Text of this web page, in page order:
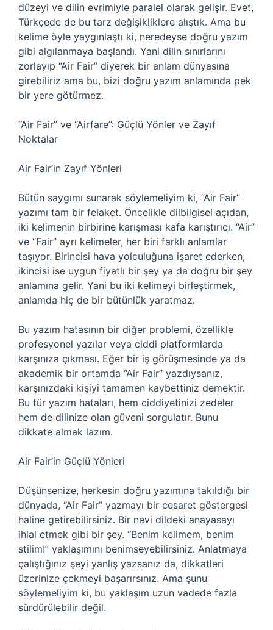
düzeyi ve dilin evrimiyle paralel olarak gelişir. Evet,
Türkçede de bu tarz değişikliklere alıştık. Ama bu
kelime öyle yaygınlaştı ki, neredeyse doğru yazım
gibi algılanmaya başlandı. Yani dilin sınırlarını
zorlayıp “Air Fair” diyerek bir anlam dünyasına
girebiliriz ama bu, bizi doğru yazım anlamında pek
bir yere götürmez.
“Air Fair” ve “Airfare”: Güçlü Yönler ve Zayıf
Noktalar
Air Fair’in Zayıf Yönleri
Bütün saygımı sunarak söylemeliyim ki, “Air Fair”
yazımı tam bir felaket. Öncelikle dilbilgisel açıdan,
iki kelimenin birbirine karışması kafa karıştırıcı. “Air”
ve “Fair” ayrı kelimeler, her biri farklı anlamlar
taşıyor. Birincisi hava yolculuğuna işaret ederken,
ikincisi ise uygun fiyatlı bir şey ya da doğru bir şey
anlamına gelir. Yani bu iki kelimeyi birleştirmek,
anlamda hiç de bir bütünlük yaratmaz.
Bu yazım hatasının bir diğer problemi, özellikle
profesyonel yazılar veya ciddi platformlarda
karşınıza çıkması. Eğer bir iş görüşmesinde ya da
akademik bir ortamda “Air Fair” yazdıysanız,
karşınızdaki kişiyi tamamen kaybettiniz demektir.
Bu tür yazım hataları, hem ciddiyetinizi zedeler
hem de dilinize olan güveni sorgulatır. Bunu
dikkate almak lazım.
Air Fair’in Güçlü Yönleri
Düşünsenize, herkesin doğru yazımına takıldığı bir
dünyada, “Air Fair” yazmayı bir cesaret göstergesi
haline getirebilirsiniz. Bir nevi dildeki anayasayı
ihlal etmek gibi bir şey. “Benim kelimem, benim
stilim!” yaklaşımını benimseyebilirsiniz. Anlatmaya
çalıştığınız şeyi yanlış yazsanız da, dikkatleri
üzerinize çekmeyi başarırsınız. Ama şunu
söylemeliyim ki, bu yaklaşım uzun vadede fazla
sürdürülebilir değil.